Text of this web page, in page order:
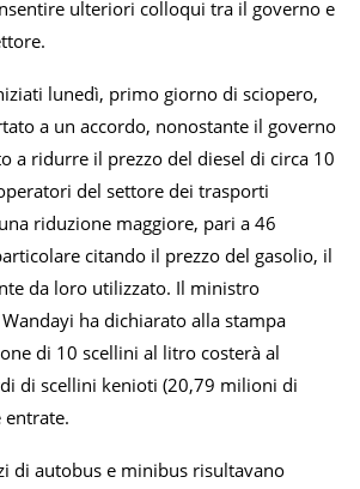
ulteriori colloqui tra il governo e
lunedì, primo giorno di sciopero,
a un accordo, nonostante il governo
a ridurre il prezzo del diesel di circa 10
del settore dei trasporti
riduzione maggiore, pari a 46
citando il prezzo del gasolio, il
da loro utilizzato. Il ministro
ha dichiarato alla stampa
di 10 scellini al litro costerà al
di scellini kenioti (20,79 milioni di
di autobus e minibus risultavano